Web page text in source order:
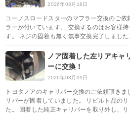
2026年03月18日
ユーノスロードスターのマフラー交換のご依
ラーが付いています。 交換するのはお客様
す。 ネジの固着も無く無事交換完了しまし
ノア固着した左リアキャ
ーに交換！
2026年03月09日
トヨタノアのキャリパー交換のご依頼頂き
リパーが固着していました。 リビルト品の
た。 固着した純正キャリパーを取り外し、